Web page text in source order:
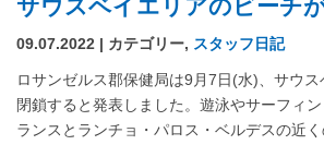
サウスベイエリアのビーチ
09.07.2022 | カテゴリー, スタッフ日記
ロサンゼルス郡保健局は9月7日(水)、サウ
閉鎖すると発表しました。遊泳やサーフィ
ランスとランチョ・パロス・ベルデスの近